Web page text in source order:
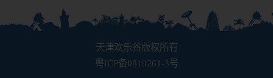
天津欢乐谷版权所有
粤ICP备0810261-3号